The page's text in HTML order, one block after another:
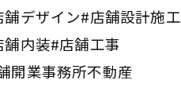
舗デザイン#店舗設計施工
舗内装#店舗工事
開業事務所不動産